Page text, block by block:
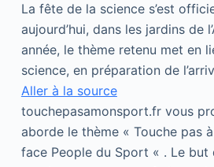
n
u
La fête de la science s’est
aujourd’hui, dans les jardins de
année, le thème retenu met en
science, en préparation de
Aller à la source
touchepasamonsport.fr vous
aborde le thème « Touche pas
face People du Sport « . Le but